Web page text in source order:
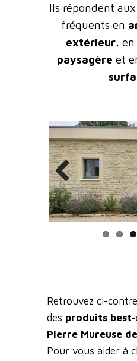
Ils répondent
fréquents en
extérieur, en
paysagère et
Previous
Retrouvez ci-
des produits best-
Pierre Mureuse
Pour vous aider à